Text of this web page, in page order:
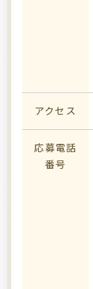
アクセス
応募電話
番号